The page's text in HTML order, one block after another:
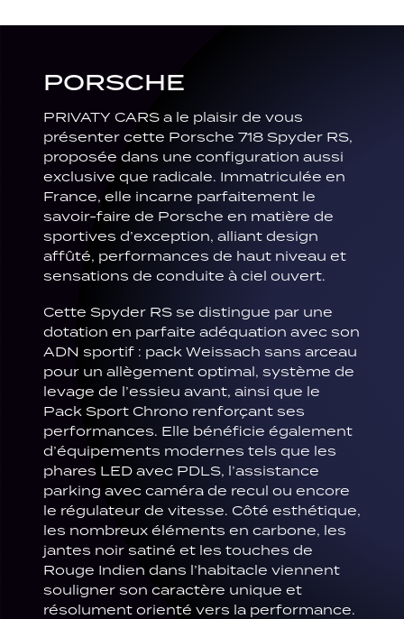
PORSCHE
PRIVATY CARS a le plaisir de vous
présenter cette Porsche 718 Spyder RS,
proposée dans une configuration aussi
exclusive que radicale. Immatriculée en
France, elle incarne parfaitement le
savoir-faire de Porsche en matière de
sportives d’exception, alliant design
affûté, performances de haut niveau et
sensations de conduite à ciel ouvert.
Cette Spyder RS se distingue par une
dotation en parfaite adéquation avec son
ADN sportif : pack Weissach sans arceau
pour un allègement optimal, système de
levage de l’essieu avant, ainsi que le
Pack Sport Chrono renforçant ses
performances. Elle bénéficie également
d’équipements modernes tels que les
phares LED avec PDLS, l’assistance
parking avec caméra de recul ou encore
le régulateur de vitesse. Côté esthétique,
les nombreux éléments en carbone, les
jantes noir satiné et les touches de
Rouge Indien dans l’habitacle viennent
souligner son caractère unique et
résolument orienté vers la performance.